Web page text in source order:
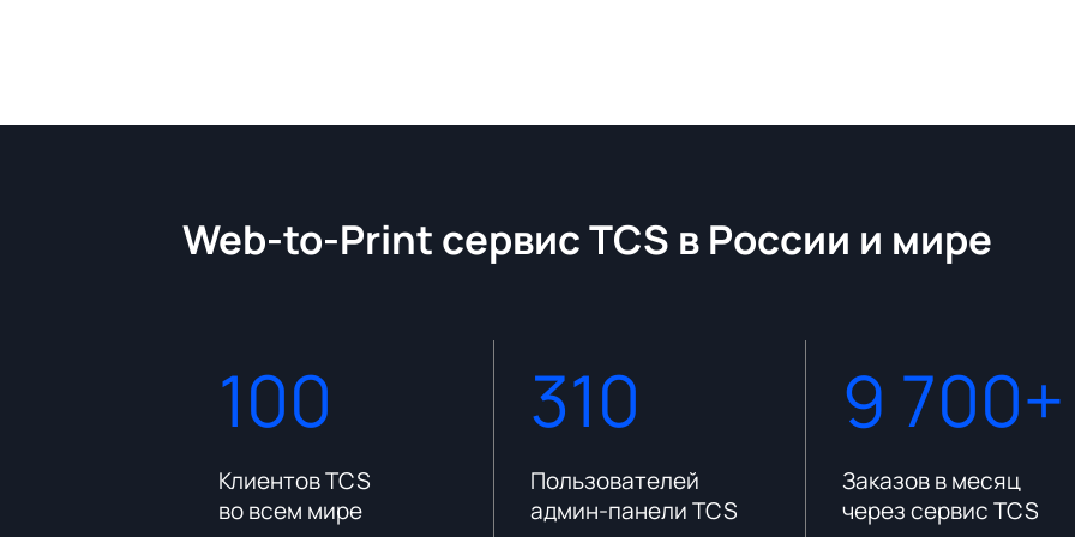
Web-to-Print сервис TCS в России и мире
100
Клиентов TCS
во всем мире
310
Пользователей
админ-панели TCS
9 700+
Заказов в месяц
через сервис TCS